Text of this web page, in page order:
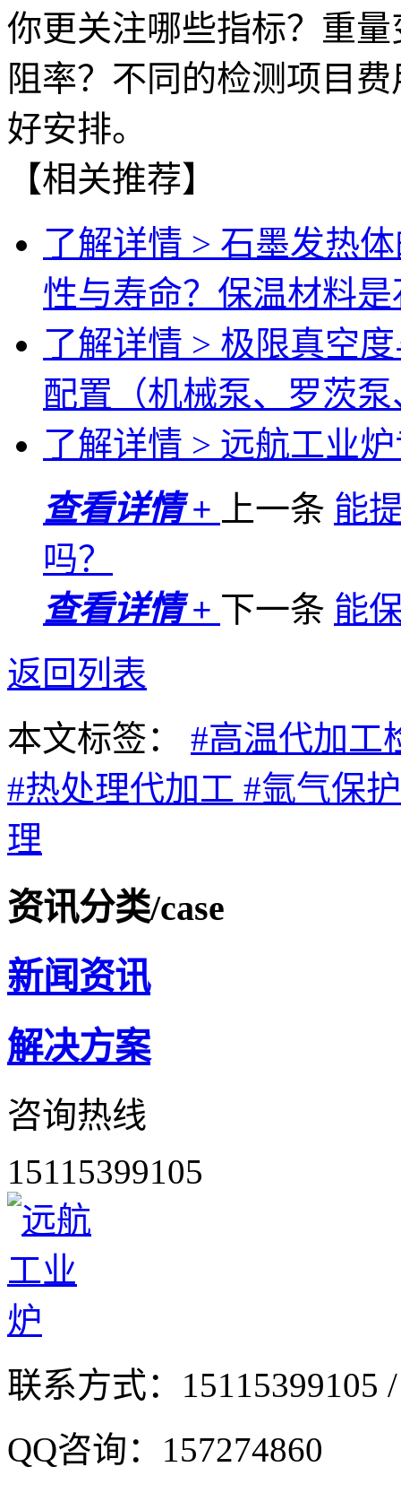
你更关注哪些指标？重
阻率？不同的检测项目
好安排。
【相关推荐】
了解详情 > 石墨发热
性与寿命？保温材料
了解详情 > 极限真空
配置（机械泵、罗茨
了解详情 > 远航工业
查看详情 +
上一条 能
吗？
查看详情 + 下一条 能
返回列表
本文标签： #高温代加工
#热处理代加工 #氩气保
理
资讯分类/case
新闻资讯
解决方案
咨询热线
15115399105
联系方式： 15115399105
QQ咨询： 157274860